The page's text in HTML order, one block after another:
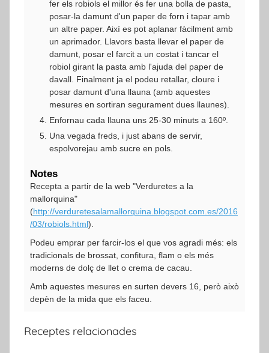
fer els robiols el millor és fer una bolla de pasta,
posar-la damunt d'un paper de forn i tapar amb
un altre paper. Així es pot aplanar fàcilment amb
un aprimador. Llavors basta llevar el paper de
damunt, posar el farcit a un costat i tancar el
robiol girant la pasta amb l'ajuda del paper de
davall. Finalment ja el podeu retallar, cloure i
posar damunt d'una llauna (amb aquestes
mesures en sortiran segurament dues llaunes).
Enfornau cada llauna uns 25-30 minuts a 160º.
Una vegada freds, i just abans de servir,
espolvorejau amb sucre en pols.
Notes
Recepta a partir de la web "Verduretes a la
mallorquina"
(http://verduretesalamallorquina.blogspot.com.es/2016
/03/robiols.html).
Podeu emprar per farcir-los el que vos agradi més: els
tradicionals de brossat, confitura, flam o els més
moderns de dolç de llet o crema de cacau.
Amb aquestes mesures en surten devers 16, però això
depèn de la mida que els faceu.
Receptes relacionades